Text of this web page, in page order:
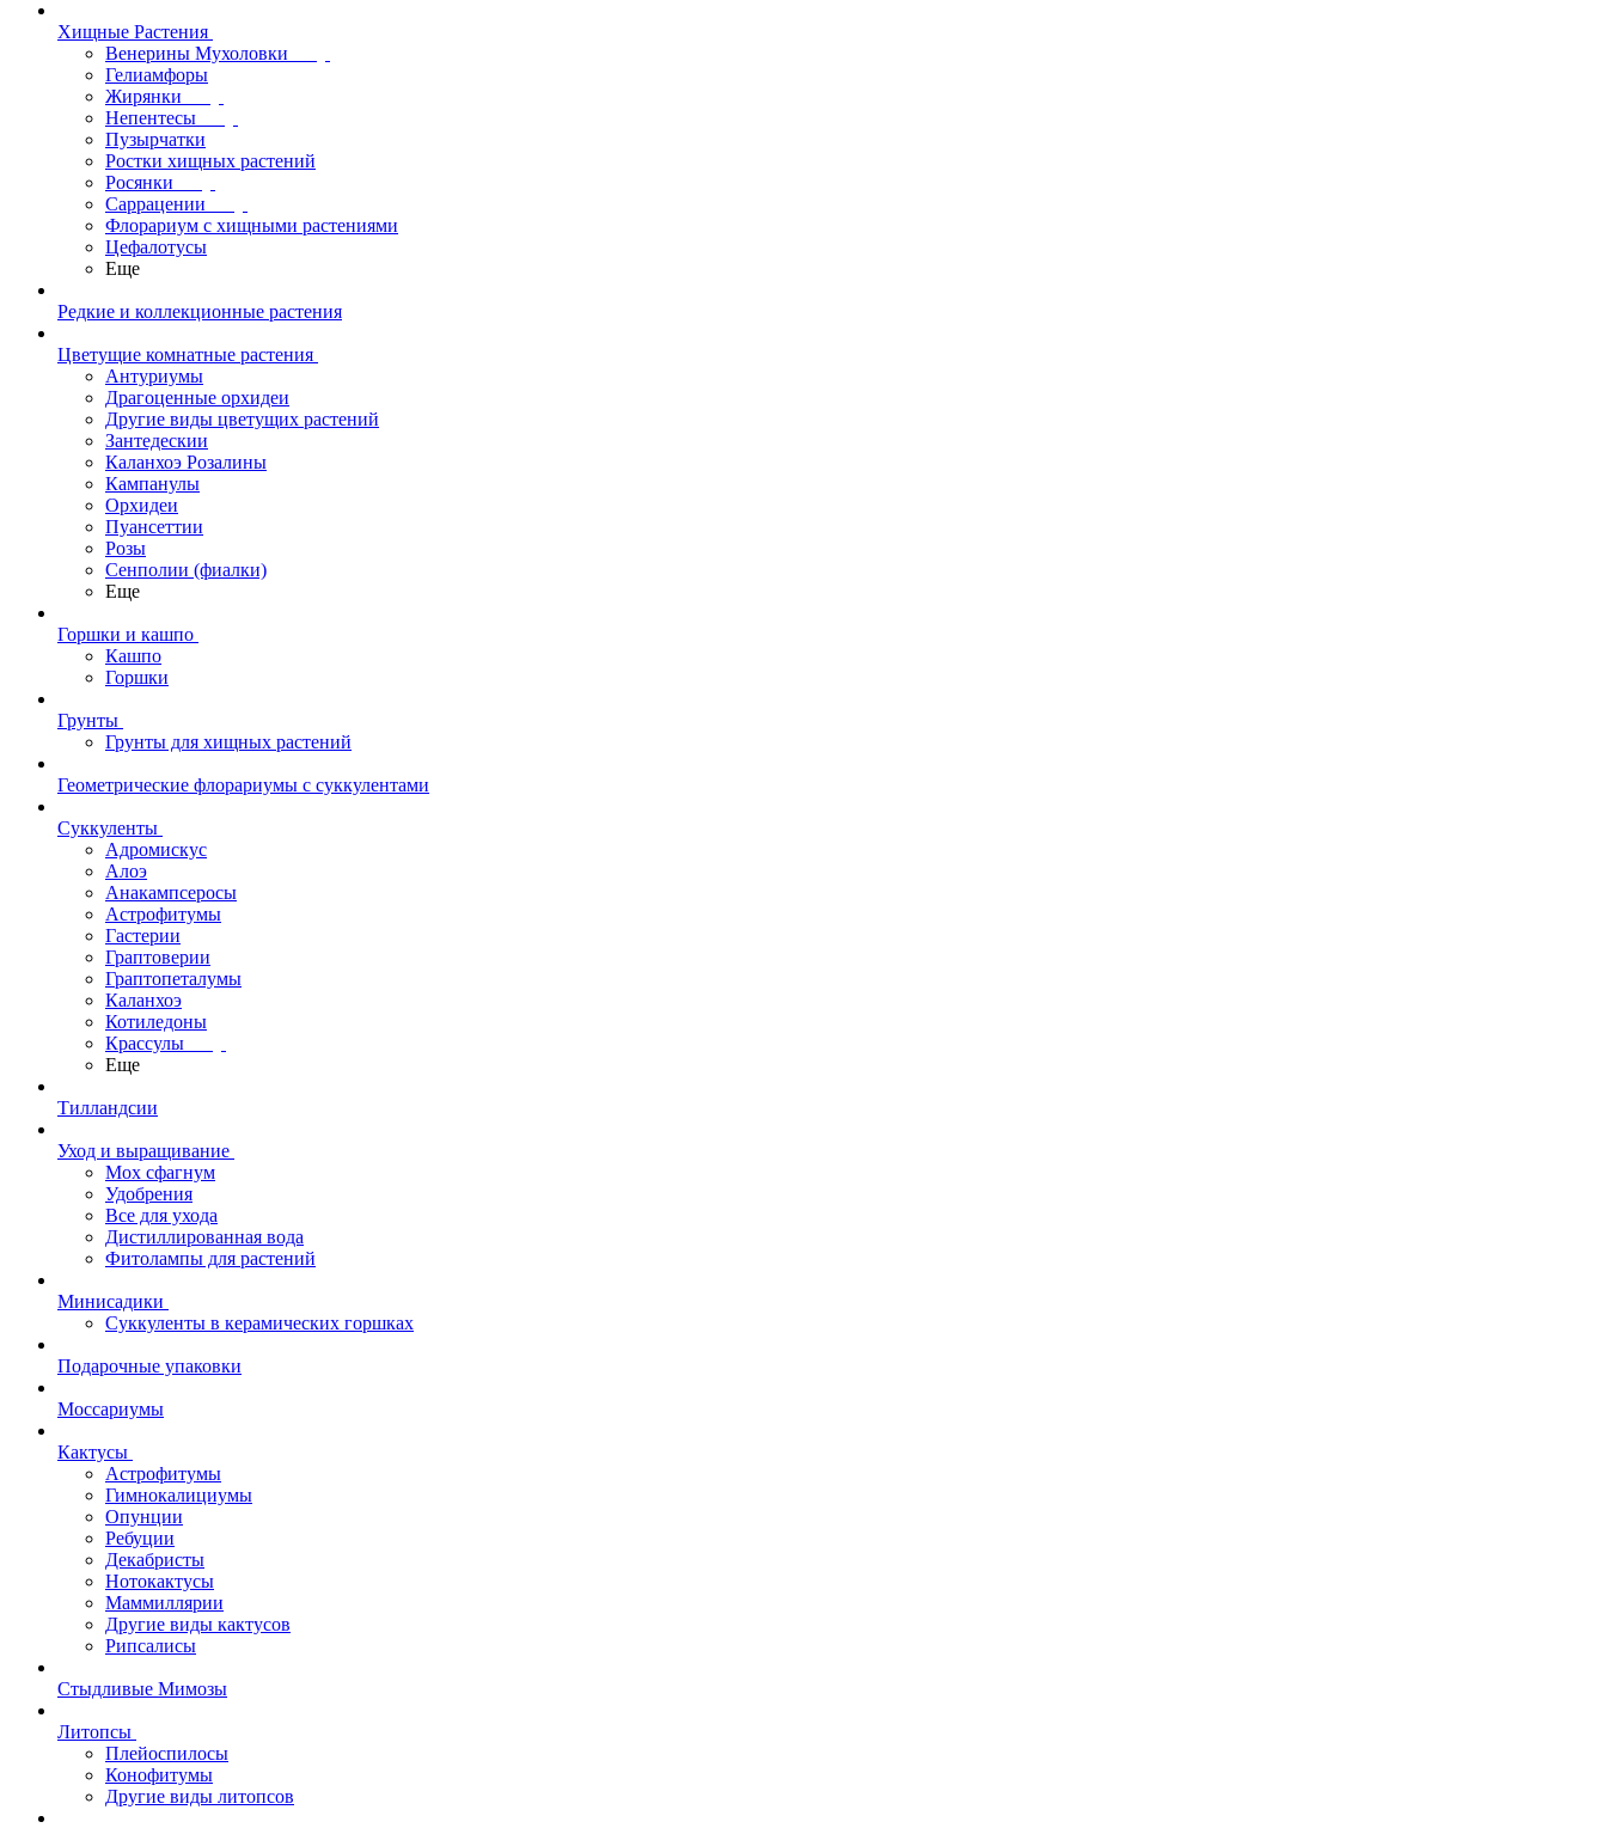
Хищные Растения
Венерины Мухоловки
Гелиамфоры
Жирянки
Непентесы
Пузырчатки
Ростки хищных растений
Росянки
Саррацении
Флорариум с хищными растениями
Цефалотусы
Еще
Редкие и коллекционные растения
Цветущие комнатные растения
Антуриумы
Драгоценные орхидеи
Другие виды цветущих растений
Зантедескии
Каланхоэ Розалины
Кампанулы
Орхидеи
Пуансеттии
Розы
Сенполии (фиалки)
Еще
Горшки и кашпо
Кашпо
Горшки
Грунты
Грунты для хищных растений
Геометрические флорариумы с суккулентами
Суккуленты
Адромискус
Алоэ
Анакампсеросы
Астрофитумы
Гастерии
Граптоверии
Граптопеталумы
Каланхоэ
Котиледоны
Крассулы
Еще
Тилландсии
Уход и выращивание
Мох сфагнум
Удобрения
Все для ухода
Дистиллированная вода
Фитолампы для растений
Минисадики
Суккуленты в керамических горшках
Подарочные упаковки
Моссариумы
Кактусы
Астрофитумы
Гимнокалициумы
Опунции
Ребуции
Декабристы
Нотокактусы
Маммиллярии
Другие виды кактусов
Рипсалисы
Стыдливые Мимозы
Литопсы
Плейоспилосы
Конофитумы
Другие виды литопсов